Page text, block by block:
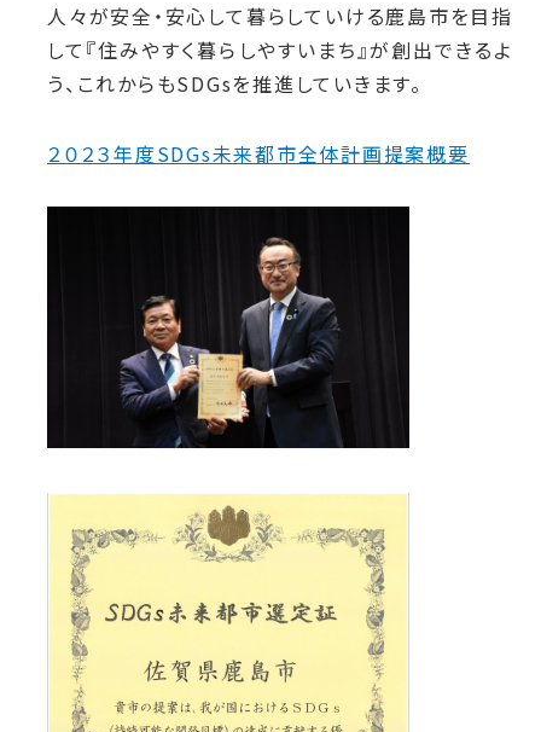
人々が安全・安心して暮らしていける鹿島市を目指
して『住みやすく暮らしやすいまち』が創出できるよ
う、これからもSDGsを推進していきます。
２０２３年度SDGs未来都市全体計画提案概要